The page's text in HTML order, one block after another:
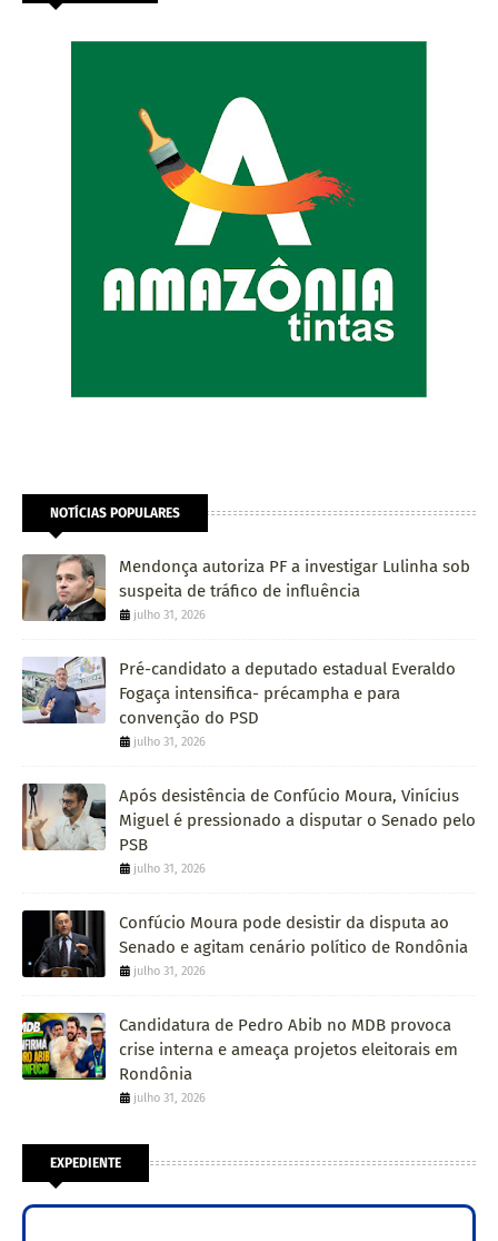
NOTÍCIAS POPULARES
Mendonça autoriza PF a investigar Lulinha sob
suspeita de tráfico de influência
julho 31, 2026
Pré-candidato a deputado estadual Everaldo
Fogaça intensifica- précampha e para
convenção do PSD
julho 31, 2026
Após desistência de Confúcio Moura, Vinícius
Miguel é pressionado a disputar o Senado pelo
PSB
julho 31, 2026
Confúcio Moura pode desistir da disputa ao
Senado e agitam cenário político de Rondônia
julho 31, 2026
Candidatura de Pedro Abib no MDB provoca
crise interna e ameaça projetos eleitorais em
Rondônia
julho 31, 2026
EXPEDIENTE